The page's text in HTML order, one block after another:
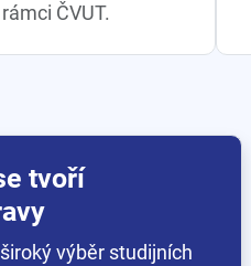
ČVUT.
tvoří
výběr studijních